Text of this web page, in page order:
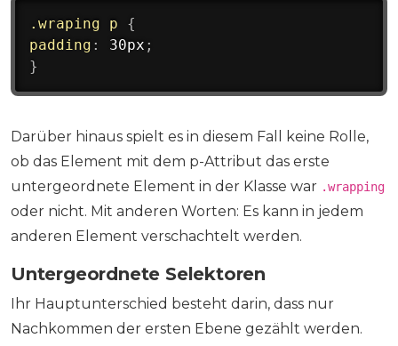
.wraping p
{
padding : 30px ;
}
Darüber hinaus spielt es in diesem Fall keine Rolle,
ob das Element mit dem p-Attribut das erste
untergeordnete Element in der Klasse war .wrapping
oder nicht. Mit anderen Worten: Es kann in jedem
anderen Element verschachtelt werden.
Untergeordnete Selektoren
Ihr Hauptunterschied besteht darin, dass nur
Nachkommen der ersten Ebene gezählt werden.